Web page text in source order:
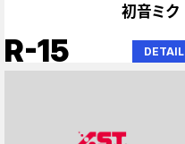
初音ミク
R-15 DETAIL